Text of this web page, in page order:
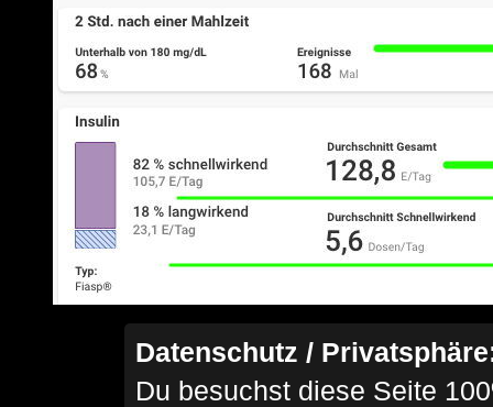
Datenschutz /
Du besuchst diese Seite